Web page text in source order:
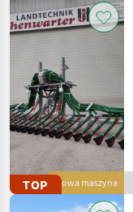
TOP Nowa maszyna